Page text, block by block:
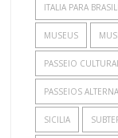
ITALIA PARA
MUSEUS
PASSEIO
PASSEIOS
SICILIA